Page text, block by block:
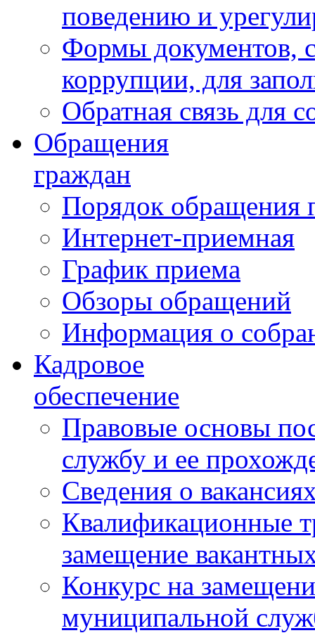
поведению и
Формы документов,
коррупции, для
Обратная связь для
Обращения
граждан
Порядок обращения
Интернет-приемная
График приема
Обзоры обращений
Информация о
Кадровое
обеспечение
Правовые основы
службу и ее
Сведения о
Квалификационные
замещение
Конкурс на
муниципальной